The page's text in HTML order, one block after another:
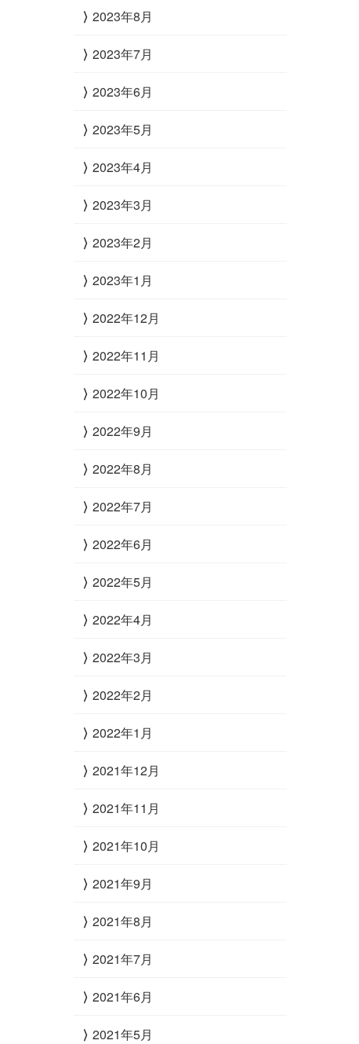
2023年8月
2023年7月
2023年6月
2023年5月
2023年4月
2023年3月
2023年2月
2023年1月
2022年12月
2022年11月
2022年10月
2022年9月
2022年8月
2022年7月
2022年6月
2022年5月
2022年4月
2022年3月
2022年2月
2022年1月
2021年12月
2021年11月
2021年10月
2021年9月
2021年8月
2021年7月
2021年6月
2021年5月